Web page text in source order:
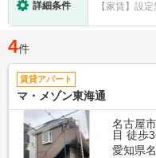
詳細条件 【家賃】設定
4件
賃貸アパート
マ・メゾン東海通
名古屋
目 徒歩
愛知県